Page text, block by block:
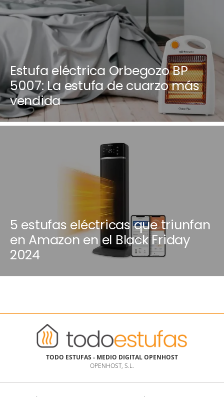
Estufa eléctrica Orbegozo BP
5007: La estufa de cuarzo más
vendida
5 estufas eléctricas que triunfan
en Amazon en el Black Friday
2024
TODO ESTUFAS - MEDIO DIGITAL OPENHOST
OPENHOST, S.L.